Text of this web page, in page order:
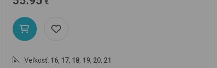
Veľkosť: 16, 17, 18, 19, 20, 21